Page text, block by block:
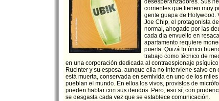
desesperanzadores. Sus
corrientes que tienen muy
gente guapa de Holywood.
Joe Chip, el protagonista
normal, ahogado por las
cada día envuelto en
apartamento requiere
puerta. Quizá lo único
trabajo como técnico de
en una corporación dedicada al contraespionaje
Rucinter y su esposa, aunque ella no interviene salvo en
está muerta, conservada en semivida en uno de los
pueblan el mundo. En ellos los vivos, provistos de
pueden hablar con sus deudos. Pero, eso sí, con
se desgasta cada vez que se establece comunicación.